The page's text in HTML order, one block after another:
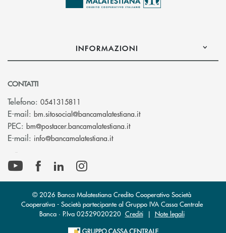
INFORMAZIONI
CONTATTI
Telefono: 0541315811
E-mail: bm.sitosocial@bancamalatestiana.it(si apre l’app di posta
PEC: bm@postacer.bancamalatestiana.it(si apre l’app di posta
E-mail: info@bancamalatestiana.it(si apre l’app di posta
© 2026 Banca Malatestiana Credito Cooperativo Società
Cooperativa - Società partecipante al Gruppo IVA Cassa Centrale
Banca · P.Iva 02529020220 Crediti| Note legali